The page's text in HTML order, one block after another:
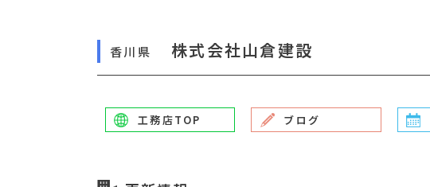
香川県 株式会社山倉建設
工務店TOP ブログ